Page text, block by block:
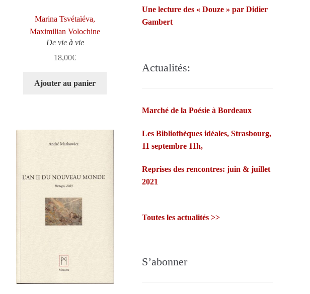
Marina Tsvétaïéva,
Maximilian Volochine
De vie à vie
18,00€
Ajouter au panier
propres poèmes…Françoise Morvan
et André Markowicz misent sur les
Une lecture des « Douze » par Didier
Gambert
Actualités:
Marché de la Poésie à Bordeaux
Les Bibliothèques idéales, Strasbourg,
11 septembre 11h,
Reprises des rencontres: juin & juillet
2021
Toutes les actualités >>
S’abonner